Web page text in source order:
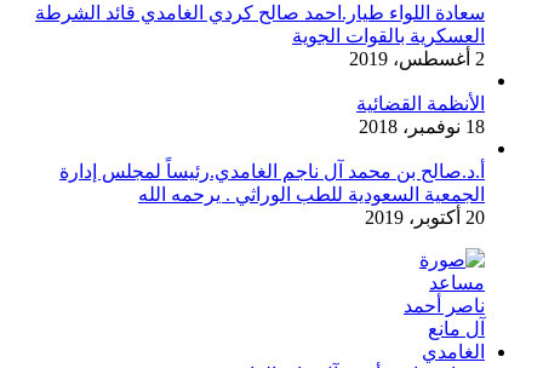
سعادة اللواء طيار.احمد صالح كردي الغامدي قائد الشرطة
العسكرية بالقوات الجوية
2 أغسطس، 2019
الأنظمة القضائية
18 نوفمبر، 2018
أ.د.صالح بن محمد آل ناجم الغامدي.رئيساً لمجلس إدارة
الجمعية السعودية للطب الوراثي . يرحمه الله
20 أكتوبر، 2019